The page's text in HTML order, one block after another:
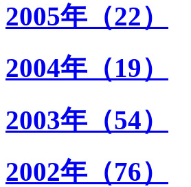
2005年（22）
2004年（19）
2003年（54）
2002年（76）